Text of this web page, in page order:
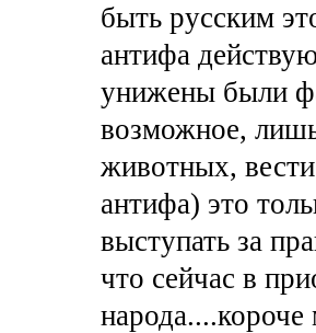
быть русским
антифа
унижены были
возможное,
животных,
антифа) это
выступать за
что сейчас в